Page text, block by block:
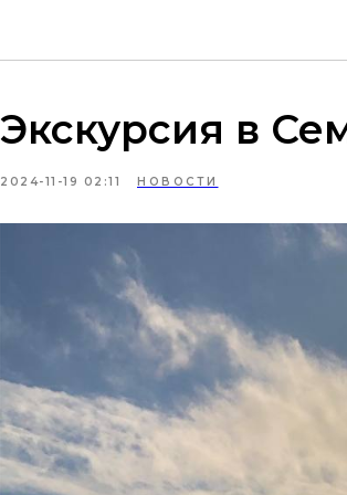
Экскурсия в
2024-11-19 02:11 НОВОСТИ